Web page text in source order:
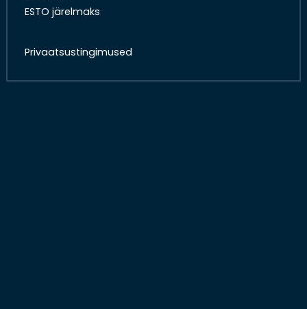
ESTO järelmaks
Privaatsustingimused